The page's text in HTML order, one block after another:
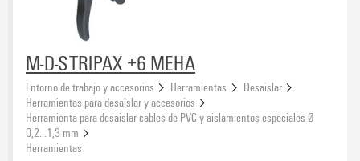
M-D-STRIPAX +6 MEHA
Entorno de trabajo y accesorios Herramientas
Desaislar
Herramientas para desaislar y accesorios
Herramienta para desaislar cables de PVC y aislamientos especiales Ø
0,2...1,3 mm
Herramientas